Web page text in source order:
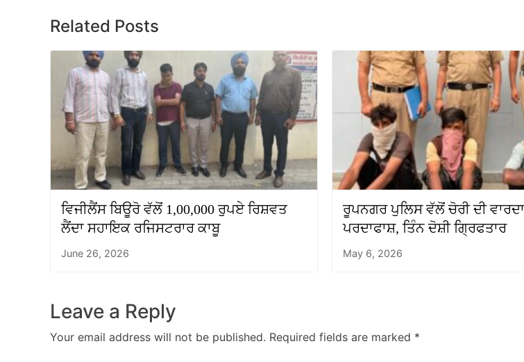
Related Posts
ਵਿਜੀਲੈਂਸ ਬਿਊਰੋ ਵੱਲੋਂ 1,00,000 ਰੁਪਏ ਰਿਸ਼ਵਤ
ਲੈਂਦਾ ਸਹਾਇਕ ਰਜਿਸਟਰਾਰ ਕਾਬੂ
June 26, 2026
ਰੂਪਨਗਰ ਪੁਲਿਸ ਵੱਲੋਂ ਚੋਰੀ ਦੀ
ਪਰਦਾਫਾਸ਼, ਤਿੰਨ ਦੋਸ਼ੀ ਗ੍ਰਿਫਤਾਰ
May 6, 2026
Leave a Reply
Your email address will not be published. Required fields are marked *